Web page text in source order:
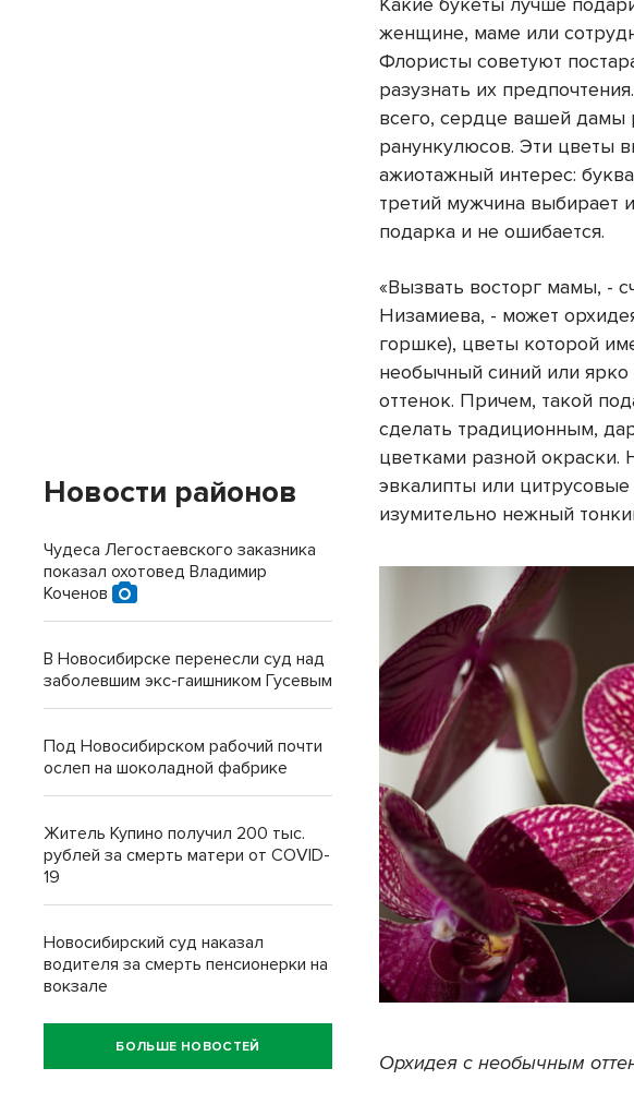
женщине, маме или
Флористы советуют
разузнать их
всего, сердце вашей дамы
ранункулюсов. Эти цветы
ажиотажный интерес:
третий мужчина выбирает
подарка и не ошибается.
«Вызвать восторг мамы, -
Низамиева, - может
горшке), цветы которой
необычный синий или
оттенок. Причем, такой
сделать традиционным,
цветками разной окраски.
эвкалипты или
изумительно нежный
Орхидея с необычным
Новости районов
Чудеса Легостаевского заказника
показал охотовед Владимир
Коченов
В Новосибирске перенесли суд над
заболевшим экс-гаишником Гусевым
Под Новосибирском рабочий почти
ослеп на шоколадной фабрике
Житель Купино получил 200 тыс.
рублей за смерть матери от COVID-
19
Новосибирский суд наказал
водителя за смерть пенсионерки на
вокзале
БОЛЬШЕ НОВОСТЕЙ